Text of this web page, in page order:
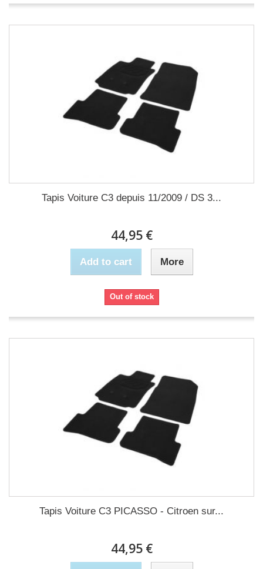
Tapis Voiture C3 depuis 11/2009 / DS 3...
44,95 €
Add to cart More
Out of stock
Tapis Voiture C3 PICASSO - Citroen sur...
44,95 €